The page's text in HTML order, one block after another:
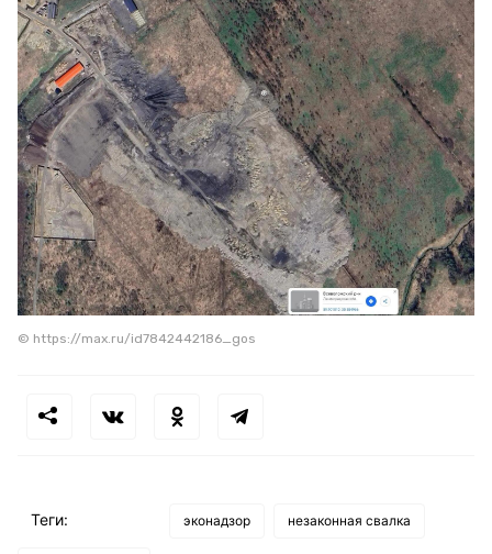
© https://max.ru/id7842442186_gos
Теги: эконадзор незаконная свалка